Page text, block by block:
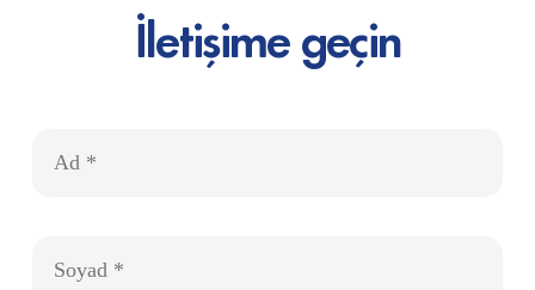
İletişime geçin